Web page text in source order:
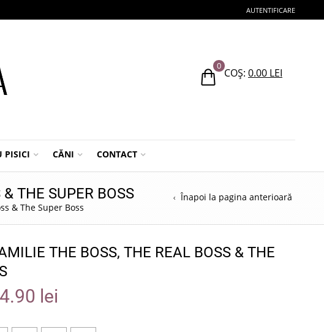
AUTENTIFICARE
0
COȘ: 0.00 LEI
PISICI CĂNI CONTACT
THE SUPER BOSS
& The Super Boss
Înapoi la pagina anterioară
THE BOSS, THE REAL BOSS & THE
lei